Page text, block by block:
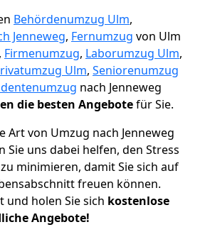
Behördenumzug Ulm,
Jenneweg, Fernumzug von Ulm
Firmenumzug, Laborumzug Ulm,
Ulm, Seniorenumzug
nach Jenneweg
die besten Angebotefür Sie.
Art von Umzug nach Jenneweg
Sie uns dabei helfen, den Stress
minimieren, damit Sie sich auf
freuen können.
und holen Sie sich kostenlose
Angebote!